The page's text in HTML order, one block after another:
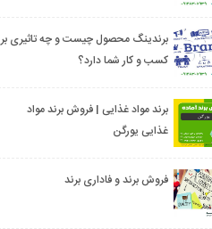
برندینگ محصول چیست و چه تاثیری بر
کسب و کار شما دارد؟
برند مواد غذایی | فروش برند مواد
غذایی یورگن
فروش برند و فاداری برند